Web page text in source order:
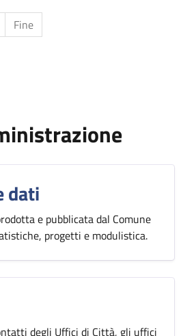
Fine
dati
e pubblicata dal Comune
progetti e modulistica.
degli Uffici di Città, gli uffici